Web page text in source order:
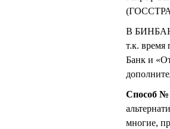
В
т.к.
Банк и
Способ №
многие,